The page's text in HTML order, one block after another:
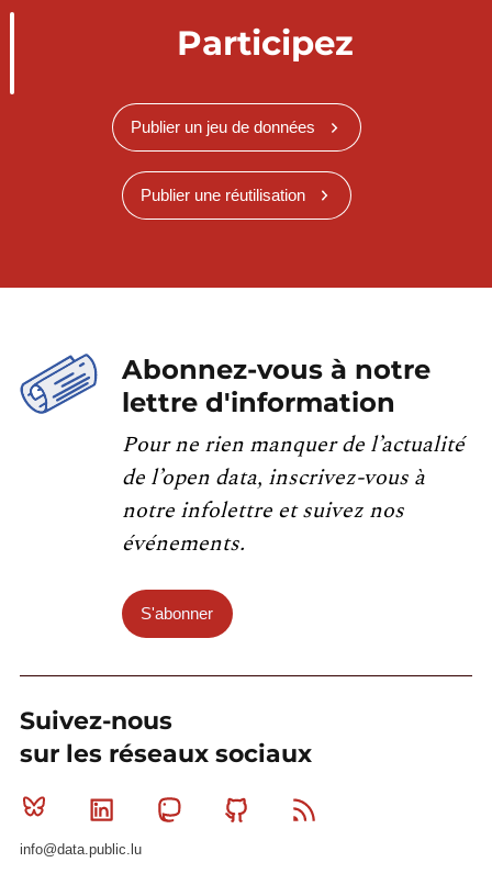
Participez
Publier un jeu de données
Publier une réutilisation
Abonnez-vous à notre
lettre d'information
Pour ne rien manquer de l’actualité
de l’open data, inscrivez-vous à
notre infolettre et suivez nos
événements.
S'abonner
Suivez-nous
sur les réseaux sociaux
Bluesky Linkedin MastodonGithub
info@data.public.lu